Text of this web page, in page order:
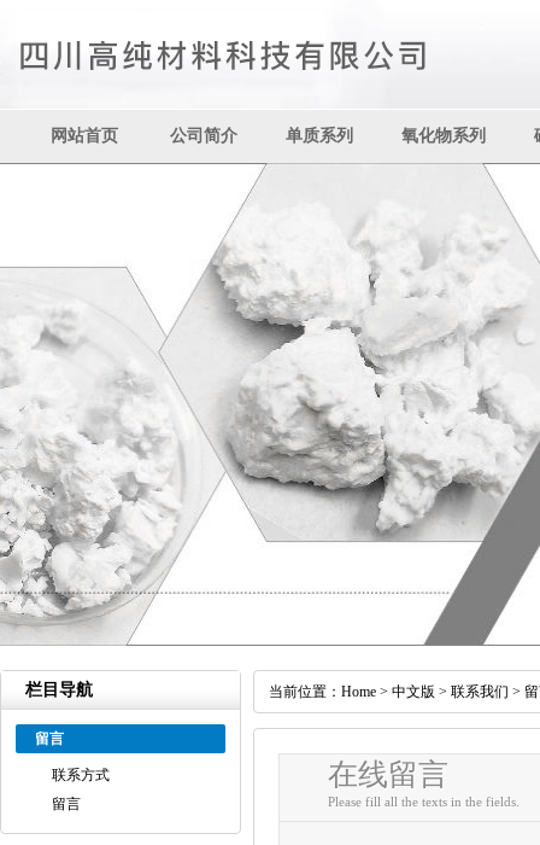
网站首页 公司简介 单质系列 氧化物系列
其它
栏目导航
留言
联系方式
留言
当前位置： Home > 中文版 > 联系我们 >
在线留言
Please fill all the texts in the fields.